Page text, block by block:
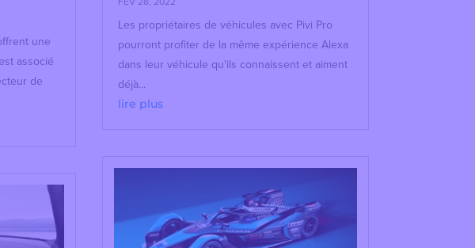
une
associé
de
Les propriétaires de véhicules avec Pivi Pro
pourront profiter de la même expérience Alexa
dans leur véhicule qu'ils connaissent et aiment
déjà...
lire plus